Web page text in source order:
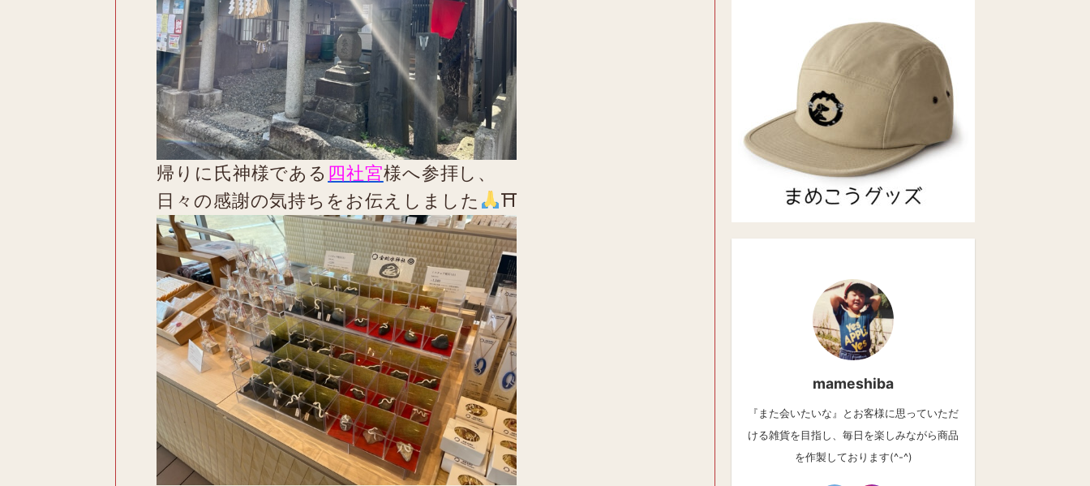
帰りに氏神様である 四社宮様へ参拝し、
日々の感謝の気持ちをお伝えしました
⛩
mameshiba
『また会いたいな』とお客様に思っていただ
ける雑貨を目指し、毎日を楽しみながら商品
を作製しております(^-^)